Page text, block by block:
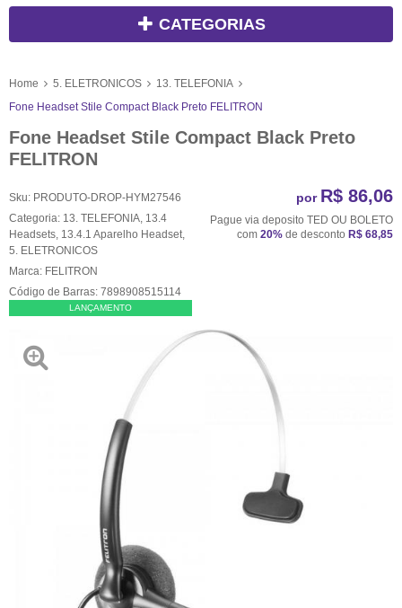
CATEGORIAS
Home 5. ELETRONICOS
13. TELEFONIA
Fone Headset Stile Compact Black Preto FELITRON
Fone Headset Stile Compact Black Preto
FELITRON
Sku: PRODUTO-DROP-HYM27546
Categoria: 13. TELEFONIA 13.4
Headsets 13.4.1 Aparelho Headset
5. ELETRONICOS
Marca: FELITRON
Código de Barras: 7898908515114
LANÇAMENTO
por R$ 86,06
Pague via deposito TED OU BOLETO
com 20% de desconto R$ 68,85